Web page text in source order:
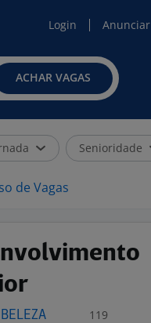
Login Anunciar
ACHAR VAGAS
Senioridade
de Vagas
BELEZA
119